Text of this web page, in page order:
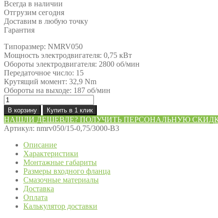
Всегда в наличии
Отгрузим сегодня
Доставим в любую точку
Гарантия
Типоразмер: NMRV050
Мощность электродвигателя: 0,75 кВт
Обороты электродвигателя: 2800 об/мин
Передаточное число: 15
Крутящий момент: 32,9 Nm
Обороты на выходе: 187 об/мин
Количество
товара
Мотор-
редуктор
NMRV050/15-
0,75/3000-
В корзину Купить в 1 клик
НАШЛИ ДЕШЕВЛЕ? ПОЛУЧИТЬ ПЕРСОНАЛЬНУЮ
Артикул: nmrv050/15-0,75/3000-B3
Описание
Характеристики
Монтажные габариты
Размеры входного фланца
Смазочные материалы
Доставка
Оплата
Калькулятор доставки